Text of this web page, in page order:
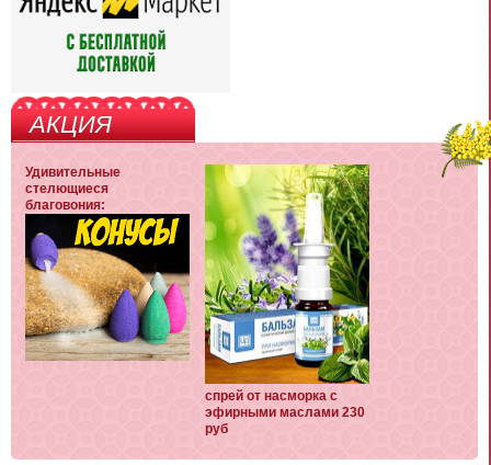
АКЦИЯ
Удивительные
стелющиеся
благовония:
спрей от насморка с
эфирными маслами 230
руб